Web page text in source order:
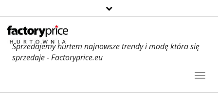
Sprzedajemy hurtem najnowsze trendy i modę która się
sprzedaje - Factoryprice.eu